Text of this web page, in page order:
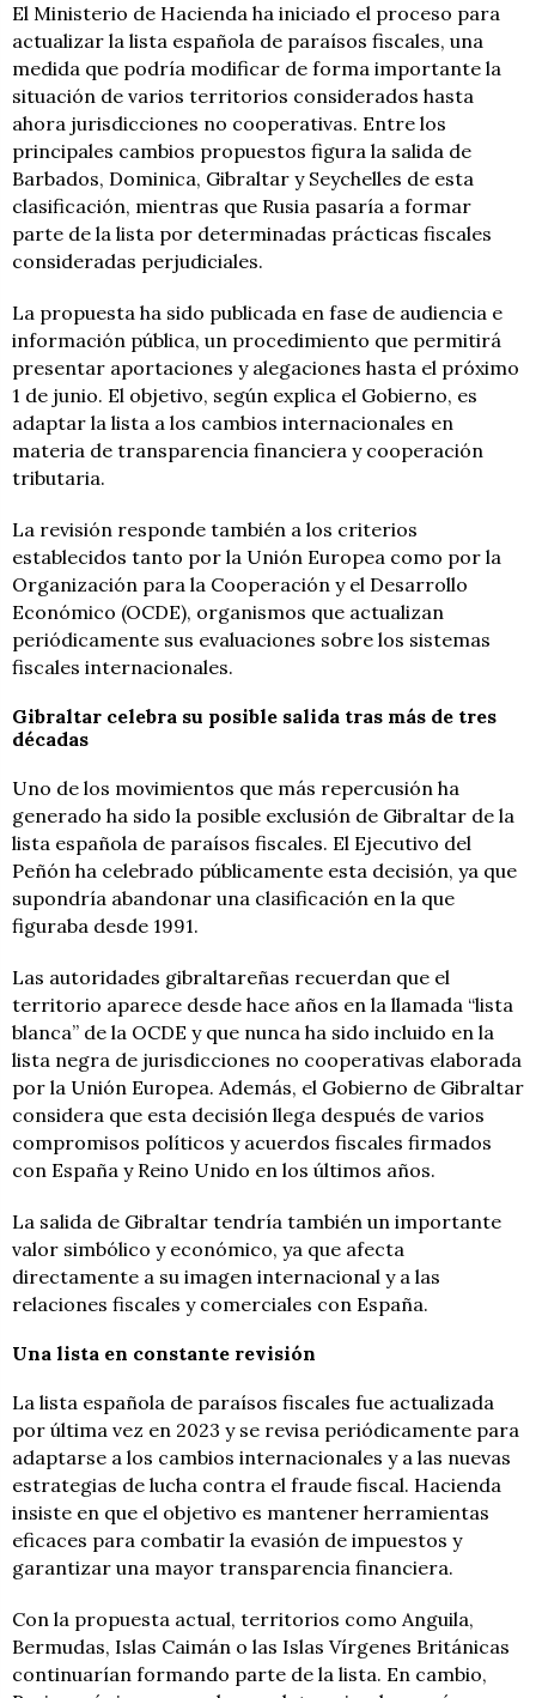
El Ministerio de Hacienda ha iniciado el proceso para
actualizar la lista española de paraísos fiscales, una
medida que podría modificar de forma importante la
situación de varios territorios considerados hasta
ahora jurisdicciones no cooperativas. Entre los
principales cambios propuestos figura la salida de
Barbados, Dominica, Gibraltar y Seychelles de esta
clasificación, mientras que Rusia pasaría a formar
parte de la lista por determinadas prácticas fiscales
consideradas perjudiciales.
La propuesta ha sido publicada en fase de audiencia e
información pública, un procedimiento que permitirá
presentar aportaciones y alegaciones hasta el próximo
1 de junio. El objetivo, según explica el Gobierno, es
adaptar la lista a los cambios internacionales en
materia de transparencia financiera y cooperación
tributaria.
La revisión responde también a los criterios
establecidos tanto por la Unión Europea como por la
Organización para la Cooperación y el Desarrollo
Económico (OCDE), organismos que actualizan
periódicamente sus evaluaciones sobre los sistemas
fiscales internacionales.
Gibraltar celebra su posible salida tras más de tres
décadas
Uno de los movimientos que más repercusión ha
generado ha sido la posible exclusión de Gibraltar de la
lista española de paraísos fiscales. El Ejecutivo del
Peñón ha celebrado públicamente esta decisión, ya que
supondría abandonar una clasificación en la que
figuraba desde 1991.
Las autoridades gibraltareñas recuerdan que el
territorio aparece desde hace años en la llamada “lista
blanca” de la OCDE y que nunca ha sido incluido en la
lista negra de jurisdicciones no cooperativas elaborada
por la Unión Europea. Además, el Gobierno de Gibraltar
considera que esta decisión llega después de varios
compromisos políticos y acuerdos fiscales firmados
con España y Reino Unido en los últimos años.
La salida de Gibraltar tendría también un importante
valor simbólico y económico, ya que afecta
directamente a su imagen internacional y a las
relaciones fiscales y comerciales con España.
Una lista en constante revisión
La lista española de paraísos fiscales fue actualizada
por última vez en 2023 y se revisa periódicamente para
adaptarse a los cambios internacionales y a las nuevas
estrategias de lucha contra el fraude fiscal. Hacienda
insiste en que el objetivo es mantener herramientas
eficaces para combatir la evasión de impuestos y
garantizar una mayor transparencia financiera.
Con la propuesta actual, territorios como Anguila,
Bermudas, Islas Caimán o las Islas Vírgenes Británicas
continuarían formando parte de la lista. En cambio,